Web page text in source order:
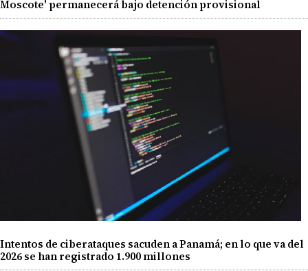
Moscote' permanecerá bajo detención provisional
Intentos de ciberataques sacuden a Panamá; en lo que va del
2026 se han registrado 1.900 millones